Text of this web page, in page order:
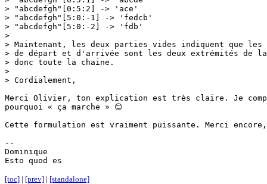
> "abcdefgh"[0:5:2] -> 'ace'
> "abcdefgh"[5:0:-1] -> 'fedcb'
> "abcdefgh"[5:0:-2] -> 'fdb'
>
> Maintenant, les deux parties vides indiquent que les
> de départ et d'arrivée sont les deux extrémités de
> donc toute la chaine.
>
> Cordialement,
Merci Olivier, ton explication est très claire. Je
pourquoi « ça marche » 😊
Cette formulation est vraiment puissante. Merci encore,
--
Dominique
Esto quod es
[toc] | [prev] | [standalone]